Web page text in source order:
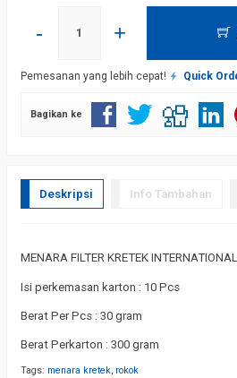
- +
Pemesanan yang lebih cepat! Quick
Bagikan ke
Deskripsi Info Tambahan
MENARA FILTER KRETEK
Isi perkemasan karton : 10 Pcs
Berat Per Pcs : 30 gram
Berat Perkarton : 300 gram
Tags: menara kretek, rokok